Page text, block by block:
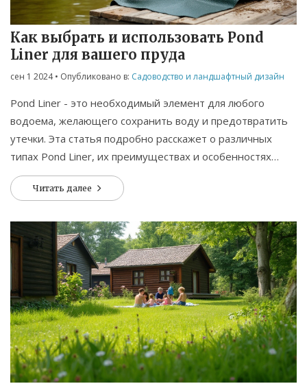
Как выбрать и использовать Pond
Liner для вашего пруда
сен 1 2024• Опубликовано в: Садоводство и ландшафтный дизайн
Pond Liner - это необходимый элемент для любого
водоема, желающего сохранить воду и предотвратить
утечки. Эта статья подробно расскажет о различных
типах Pond Liner, их преимуществах и особенностях
применения. Мы рассмотрим, как выбрать подходящий
материал для вашего пруда, а также дадим полезные
Читать далее